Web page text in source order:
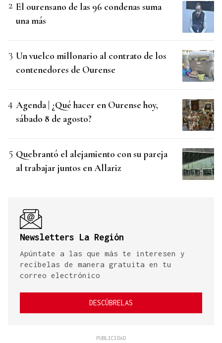
El ourensano de las 96 condenas suma
una más
Un vuelco millonario al contrato de los
contenedores de Ourense
Agenda | ¿Qué hacer en Ourense hoy,
sábado 8 de agosto?
Quebrantó el alejamiento con su pareja
al trabajar juntos en Allariz
Newsletters La Región
Apúntate a las que más te interesen y
recíbelas de manera gratuita en tu
correo electrónico
DESCÚBRELAS